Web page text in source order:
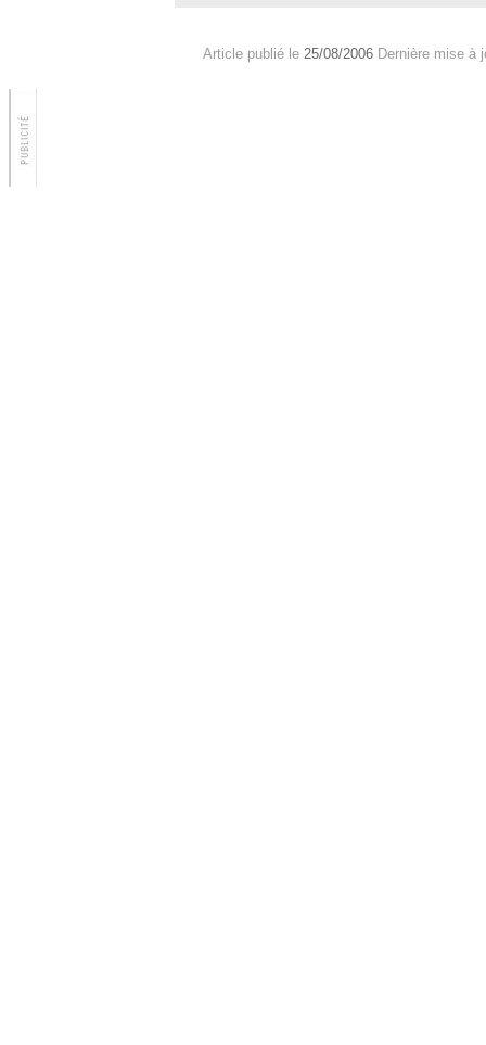
Article publié le 25/08/2006 Dernière mise à